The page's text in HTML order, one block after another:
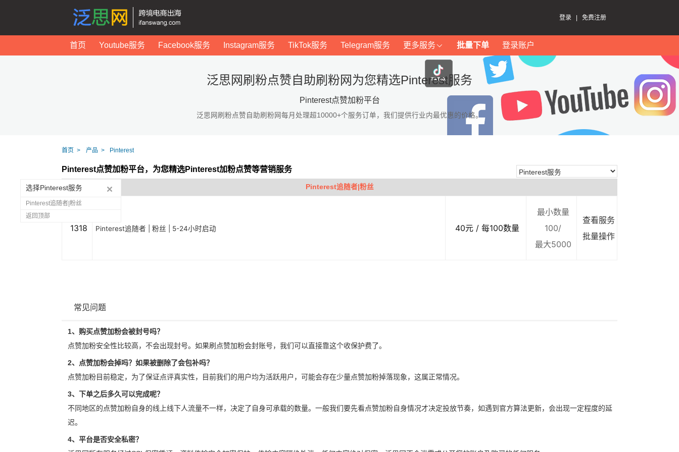
登录 免费注册
首页 Youtube服务 Facebook服务 Instagram服务 TikTok服务 Telegram服务 更多服务 批量下单 登录账户
泛思网刷粉点赞自助刷粉网为您精选Pinterest服务
Pinterest点赞加粉平台
泛思网刷粉点赞自助刷粉网每月处理超10000+个服务订单，我们提供行业内最优惠的价格。
首页 产品 Pinterest
Pinterest点赞加粉平台，为您精选Pinterest加粉点赞等营销服务
Pinterest追随者|粉丝
1318 Pinterest追随者 | 粉丝 | 5-24小时启动 40元 / 每100数量
最小数量
100/
最大5000
查看服务
批量操作
常见问题
1、购买点赞加粉会被封号吗？
点赞加粉安全性比较高，不会出现封号。如果刷点赞加粉会封账号，我们可以直接靠这个收保护费了。
2、点赞加粉会掉吗？如果被删除了会包补吗？
点赞加粉目前稳定，为了保证点评真实性，目前我们的用户均为活跃用户，可能会存在少量点赞加粉掉落现象，这属正常情况。
3、下单之后多久可以完成呢？
不同地区的点赞加粉自身的线上线下人流量不一样，决定了自身可承载的数量。一般我们要先看点赞加粉自身情况才决定投放节奏，如遇到官方算法更新，会出现一定程度的延
迟。
4、平台是否安全私密？
选择Pinterest服务
Pinterest追随者|粉丝
返回顶部